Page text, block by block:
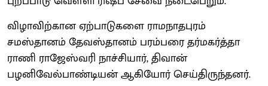
விழாவிற்கான ஏற்பாடுகளை ராமநாதபுரம்
சமஸ்தானம் தேவஸ்தானம் பரம்பரை தர்மகர்த்தா
ராணி ராஜேஸ்வரி நாச்சியார், திவான்
பழனிவேல்பாண்டியன் ஆகியோர் செய்திருந்தனர்.